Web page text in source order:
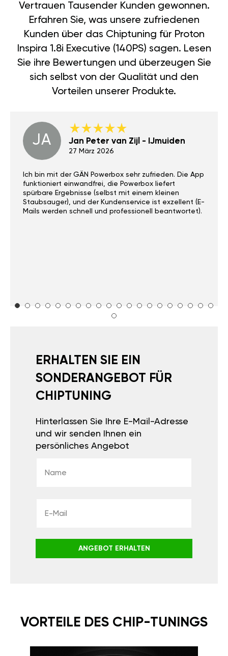
Vertrauen Tausender Kunden gewonnen.
Erfahren Sie, was unsere zufriedenen
Kunden über das Chiptuning für Proton
Inspira 1.8i Executive (140PS) sagen. Lesen
Sie ihre Bewertungen und überzeugen Sie
sich selbst von der Qualität und den
Vorteilen unserer Produkte.
JA Jan Peter van Zijl - IJmuiden
27 März 2026
Ich bin mit der GÄN Powerbox sehr zufrieden. Die App
funktioniert einwandfrei, die Powerbox liefert
spürbare Ergebnisse (selbst mit einem kleinen
Staubsauger), und der Kundenservice ist exzellent (E-
Mails werden schnell und professionell beantwortet).
ERHALTEN SIE EIN
SONDERANGEBOT FÜR
CHIPTUNING
Hinterlassen Sie Ihre E-Mail-Adresse
und wir senden Ihnen ein
persönliches Angebot
ANGEBOT ERHALTEN
VORTEILE DES CHIP-TUNINGS